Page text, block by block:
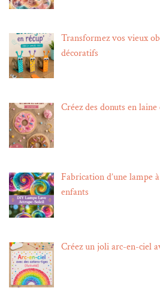
Transformez vos vieux
décoratifs
Créez des donuts en
Fabrication d’une lampe
enfants
Créez un joli arc-en-ciel